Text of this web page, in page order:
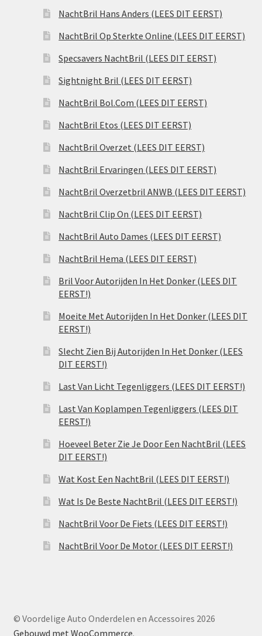
NachtBril Hans Anders (LEES DIT EERST)
NachtBril Op Sterkte Online (LEES DIT EERST)
Specsavers NachtBril (LEES DIT EERST)
Sightnight Bril (LEES DIT EERST)
NachtBril Bol.Com (LEES DIT EERST)
NachtBril Etos (LEES DIT EERST)
NachtBril Overzet (LEES DIT EERST)
NachtBril Ervaringen (LEES DIT EERST)
NachtBril Overzetbril ANWB (LEES DIT EERST)
NachtBril Clip On (LEES DIT EERST)
NachtBril Auto Dames (LEES DIT EERST)
NachtBril Hema (LEES DIT EERST)
Bril Voor Autorijden In Het Donker (LEES DIT
EERST!)
Moeite Met Autorijden In Het Donker (LEES DIT
EERST!)
Slecht Zien Bij Autorijden In Het Donker (LEES
DIT EERST!)
Last Van Licht Tegenliggers (LEES DIT EERST!)
Last Van Koplampen Tegenliggers (LEES DIT
EERST!)
Hoeveel Beter Zie Je Door Een NachtBril (LEES
DIT EERST!)
Wat Kost Een NachtBril (LEES DIT EERST!)
Wat Is De Beste NachtBril (LEES DIT EERST!)
NachtBril Voor De Fiets (LEES DIT EERST!)
NachtBril Voor De Motor (LEES DIT EERST!)
© Voordelige Auto Onderdelen en Accessoires 2026
Gebouwd met WooCommerce.